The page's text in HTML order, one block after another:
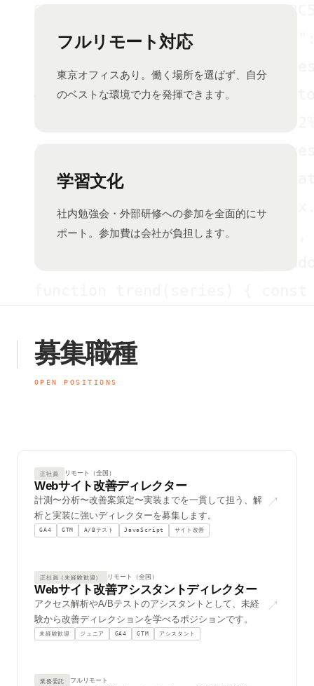
#マーケティング  #データ分析
[2026-06-22T14:08:32Z]
[0.92, 0.87, 0.91, 0.85,
[Email] open_rate=24.3%
[2026-06-22T14:08:33Z] INFO
01101001 01101110 01110011
broadcast: live_viewers=347
og_image_1200x630.png →
01100100 01100001 01110100
0x4A2F8C39  0x9B3D14E2
フルリモート対応
東京オフィスあり。働く場所を選ばず、自分
のベストな環境で力を発揮できます。
学習文化
社内勉強会・外部研修への参加を全面的にサ
ポート。参加費は会社が負担します。
募集職種
OPEN POSITIONS
正社員 リモート（全国）
Webサイト改善ディレクター
計測〜分析〜改善案策定〜実装までを一貫して担う、解
析と実装に強いディレクターを募集します。
GA4 GTM A/Bテスト JavaScript サイト改善
↗
正社員（未経験歓迎） リモート（全国）
Webサイト改善アシスタントディレクター
アクセス解析やA/Bテストのアシスタントとして、未経
験から改善ディレクションを学べるポジションです。
未経験歓迎 ジュニア GA4 GTM アシスタント
↗
業務委託 フルリモート